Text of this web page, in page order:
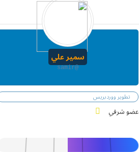
سمير علي
@samir
تطوير ووردبريس
عضو شرفي